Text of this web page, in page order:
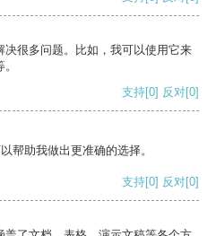
很多问题。比如，我可以使用它来
支持[0] 反对[0]
帮助我做出更准确的选择。
支持[0] 反对[0]